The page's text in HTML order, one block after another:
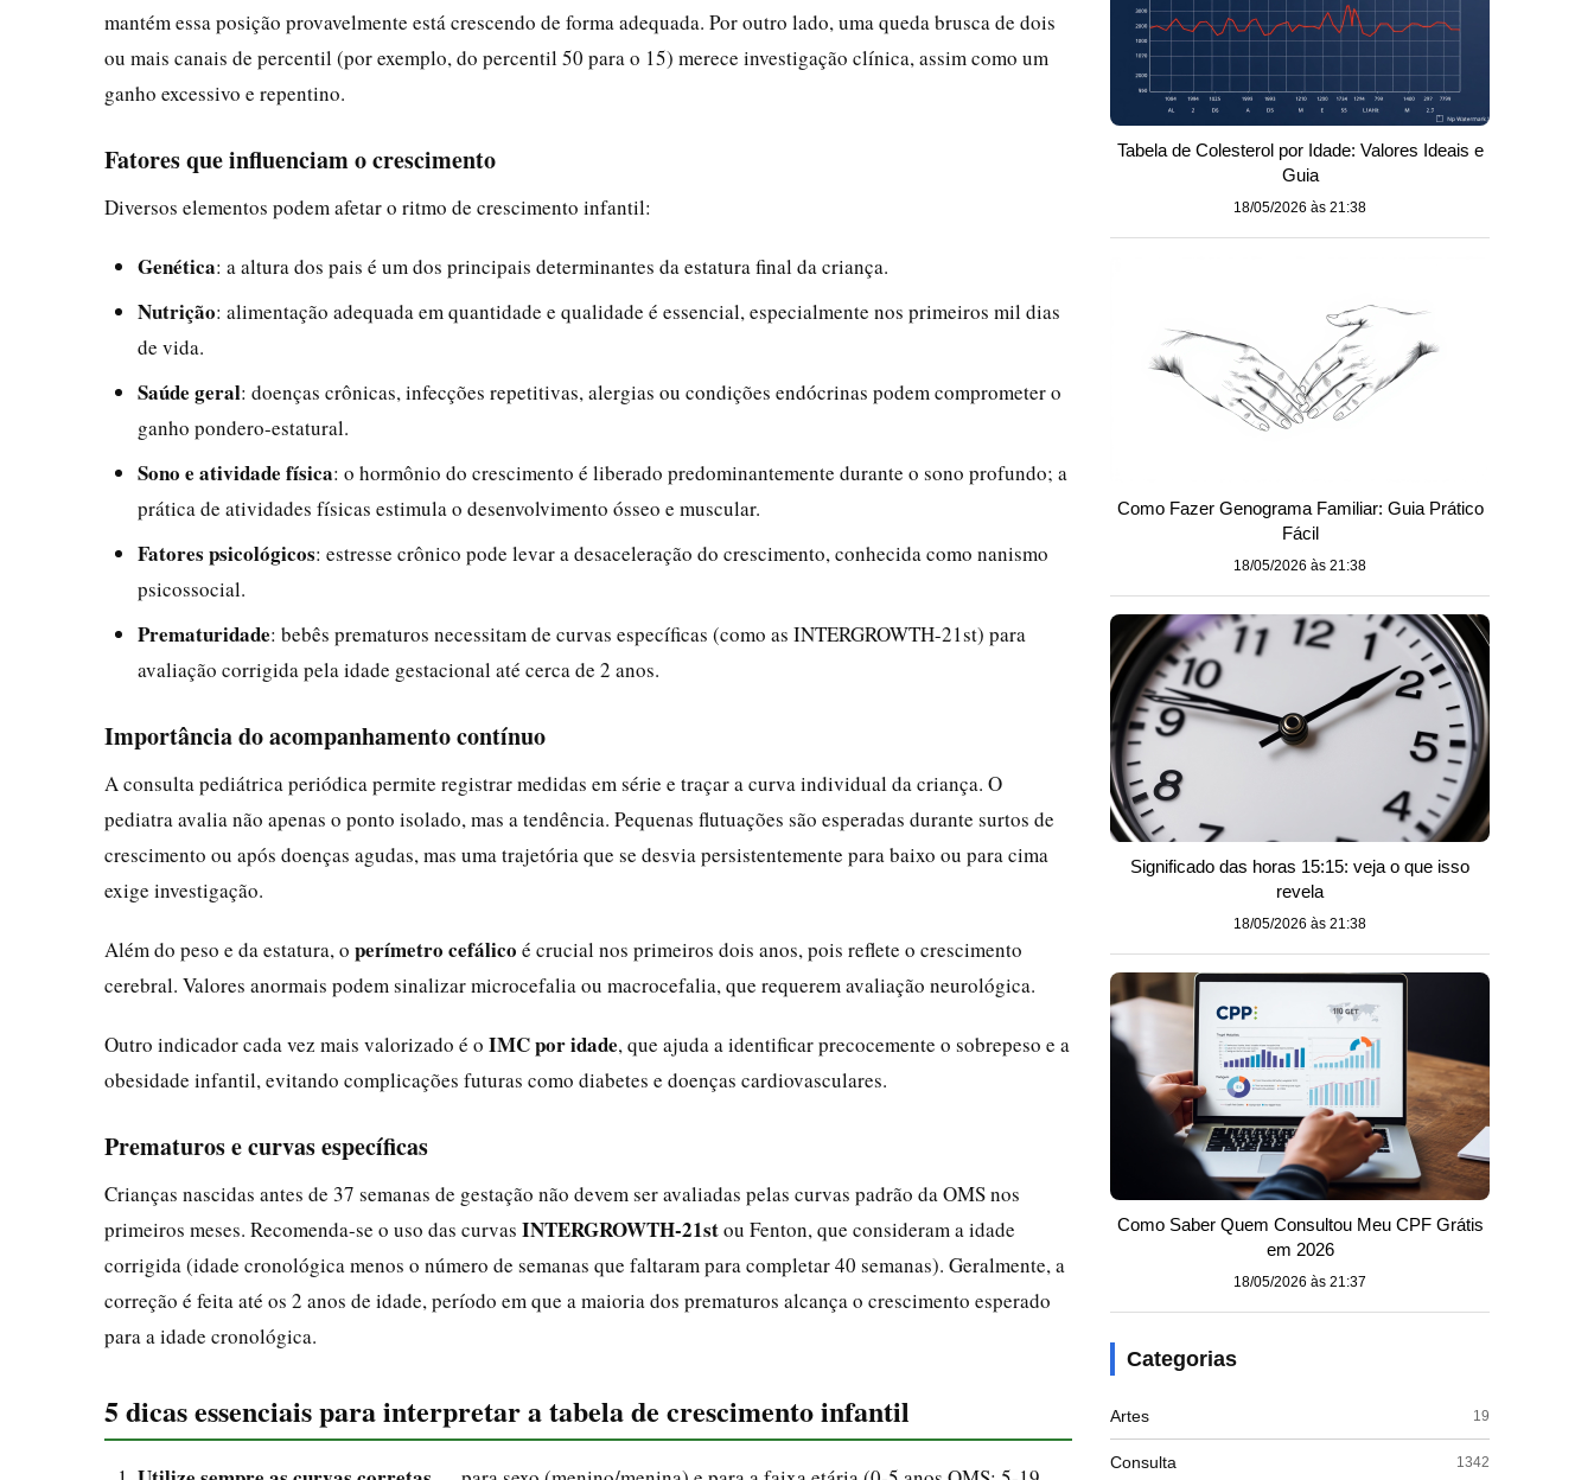
mantém essa posição provavelmente está crescendo de forma adequada. Por outro lado, uma queda brusca de dois
ou mais canais de percentil (por exemplo, do percentil 50 para o 15) merece investigação clínica, assim como um
ganho excessivo e repentino.
Fatores que influenciam o crescimento
Diversos elementos podem afetar o ritmo de crescimento infantil:
Genética: a altura dos pais é um dos principais determinantes da estatura final da criança.
Nutrição: alimentação adequada em quantidade e qualidade é essencial, especialmente nos primeiros mil dias
de vida.
Saúde geral: doenças crônicas, infecções repetitivas, alergias ou condições endócrinas podem comprometer o
ganho pondero-estatural.
Sono e atividade física: o hormônio do crescimento é liberado predominantemente durante o sono profundo; a
prática de atividades físicas estimula o desenvolvimento ósseo e muscular.
Fatores psicológicos: estresse crônico pode levar a desaceleração do crescimento, conhecida como nanismo
psicossocial.
Prematuridade: bebês prematuros necessitam de curvas específicas (como as INTERGROWTH-21st) para
avaliação corrigida pela idade gestacional até cerca de 2 anos.
Importância do acompanhamento contínuo
A consulta pediátrica periódica permite registrar medidas em série e traçar a curva individual da criança. O
pediatra avalia não apenas o ponto isolado, mas a tendência. Pequenas flutuações são esperadas durante surtos de
crescimento ou após doenças agudas, mas uma trajetória que se desvia persistentemente para baixo ou para cima
exige investigação.
Além do peso e da estatura, o perímetro cefálico é crucial nos primeiros dois anos, pois reflete o crescimento
cerebral. Valores anormais podem sinalizar microcefalia ou macrocefalia, que requerem avaliação neurológica.
Outro indicador cada vez mais valorizado é o IMC por idade, que ajuda a identificar precocemente o sobrepeso e a
obesidade infantil, evitando complicações futuras como diabetes e doenças cardiovasculares.
Prematuros e curvas específicas
Crianças nascidas antes de 37 semanas de gestação não devem ser avaliadas pelas curvas padrão da OMS nos
primeiros meses. Recomenda-se o uso das curvas INTERGROWTH-21stou Fenton, que consideram a idade
corrigida (idade cronológica menos o número de semanas que faltaram para completar 40 semanas). Geralmente, a
correção é feita até os 2 anos de idade, período em que a maioria dos prematuros alcança o crescimento esperado
para a idade cronológica.
5 dicas essenciais para interpretar a tabela de crescimento infantil
Tabela de Colesterol por Idade: Valores Ideais e
Guia
18/05/2026 às 21:38
Como Fazer Genograma Familiar: Guia Prático
Fácil
18/05/2026 às 21:38
Significado das horas 15:15: veja o que isso
revela
18/05/2026 às 21:38
Como Saber Quem Consultou Meu CPF Grátis
em 2026
18/05/2026 às 21:37
Categorias
Artes 19
Consulta 1342